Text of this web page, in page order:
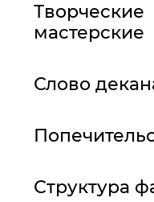
Творческие
мастерские
Слово
Структура